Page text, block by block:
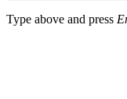
Type above and press